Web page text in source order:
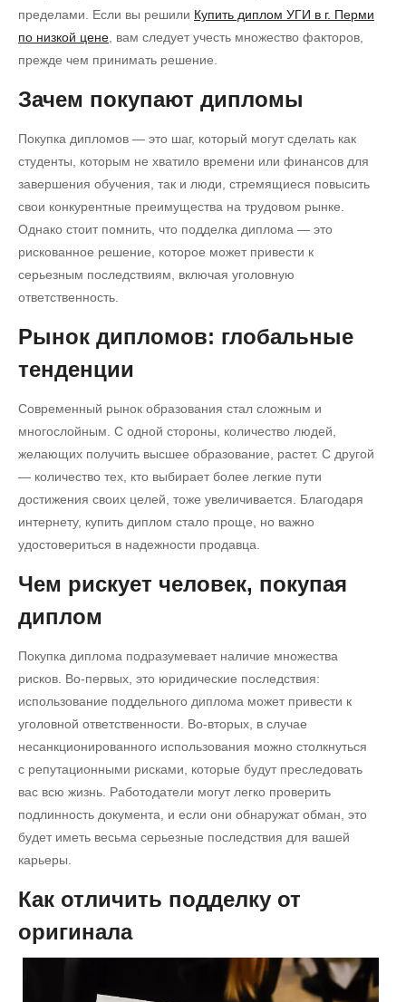
пределами. Если вы решили Купить диплом УГИ в г. Перми
по низкой цене , вам следует учесть множество факторов,
прежде чем принимать решение.
Зачем покупают дипломы
Покупка дипломов — это шаг, который могут сделать как
студенты, которым не хватило времени или финансов для
завершения обучения, так и люди, стремящиеся повысить
свои конкурентные преимущества на трудовом рынке.
Однако стоит помнить, что подделка диплома — это
рискованное решение, которое может привести к
серьезным последствиям, включая уголовную
ответственность.
Рынок дипломов: глобальные
тенденции
Современный рынок образования стал сложным и
многослойным. С одной стороны, количество людей,
желающих получить высшее образование, растет. С другой
— количество тех, кто выбирает более легкие пути
достижения своих целей, тоже увеличивается. Благодаря
интернету, купить диплом стало проще, но важно
удостовериться в надежности продавца.
Чем рискует человек, покупая
диплом
Покупка диплома подразумевает наличие множества
рисков. Во-первых, это юридические последствия:
использование поддельного диплома может привести к
уголовной ответственности. Во-вторых, в случае
несанкционированного использования можно столкнуться
с репутационными рисками, которые будут преследовать
вас всю жизнь. Работодатели могут легко проверить
подлинность документа, и если они обнаружат обман, это
будет иметь весьма серьезные последствия для вашей
карьеры.
Как отличить подделку от
оригинала